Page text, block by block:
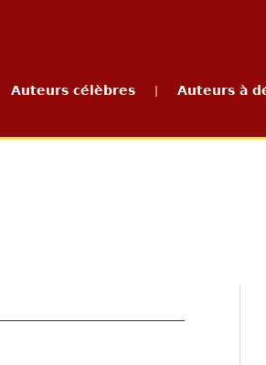
Auteurs célèbres Auteurs à